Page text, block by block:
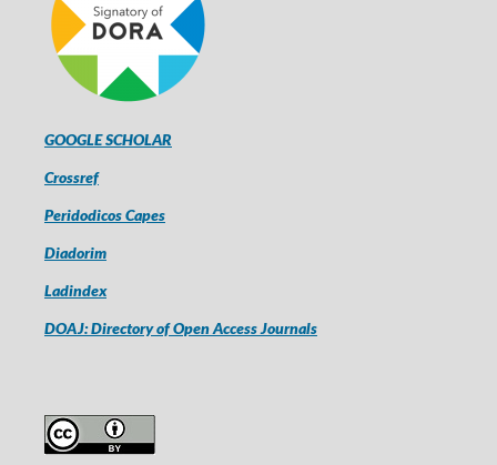
GOOGLE SCHOLAR
Crossref
Peridodicos Capes
Diadorim
Ladindex
DOAJ: Directory of Open Access Journals